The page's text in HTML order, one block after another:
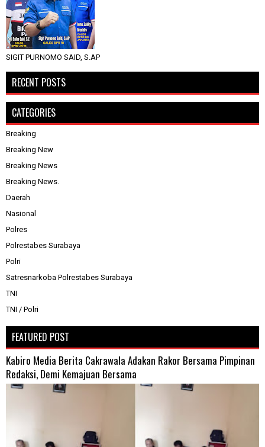
SIGIT PURNOMO SAID, S.AP
RECENT POSTS
CATEGORIES
Breaking
Breaking New
Breaking News
Breaking News.
Daerah
Nasional
Polres
Polrestabes Surabaya
Polri
Satresnarkoba Polrestabes Surabaya
TNI
TNI / Polri
FEATURED POST
Kabiro Media Berita Cakrawala Adakan Rakor Bersama Pimpinan
Redaksi, Demi Kemajuan Bersama